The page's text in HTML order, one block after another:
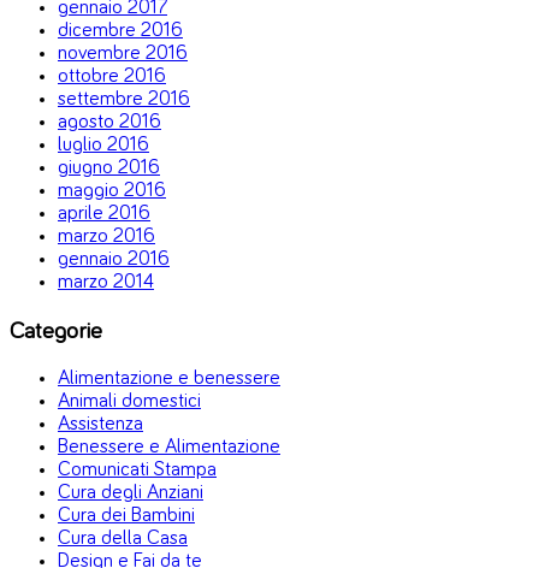
gennaio 2017
dicembre 2016
novembre 2016
ottobre 2016
settembre 2016
agosto 2016
luglio 2016
giugno 2016
maggio 2016
aprile 2016
marzo 2016
gennaio 2016
marzo 2014
Categorie
Alimentazione e benessere
Animali domestici
Assistenza
Benessere e Alimentazione
Comunicati Stampa
Cura degli Anziani
Cura dei Bambini
Cura della Casa
Design e Fai da te